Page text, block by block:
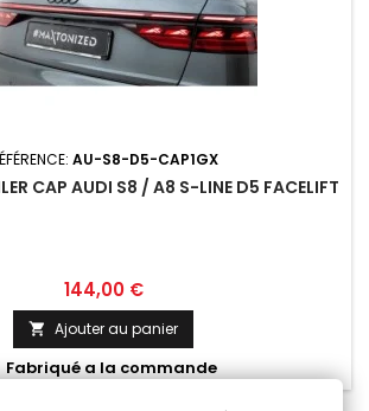
AU-S8-D5-CAP1GX
CAP AUDI S8 / A8 S-LINE D5 FACELIFT
Prix
144,00 €
 Ajouter au panier
Fabriqué a la commande